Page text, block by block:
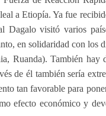
a Etiopía. Ya fue
visitó varios
en solidaridad con los
Ruanda). También hay
de él también sería
tan favorable para
efecto económico y